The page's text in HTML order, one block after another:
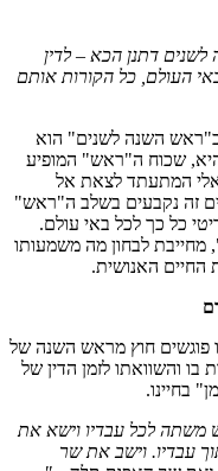
דתנן הכא – לדין
העולם, כל הקורות אותם
השנה לשנים" הוא
שכוח ה"ראש" המופיע
המתעתד לצאת אל
זה נקבעים בשלב ה"ראש"
כל כך לכל באי עולם.
מחייבת לבחון מה משמעותו
החיים האנושית.
פוגשים חוץ מראש השנה של
בו והשוואתו לזמן הדין של
בחיינו.
משתה לכל עבדיו וישא את
עבדיו. וישב את שר